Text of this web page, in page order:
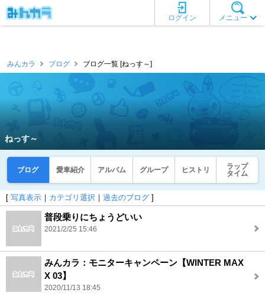
メニュー
ログイン
みんカラ ブログ ブログ一覧 [ねっす～]
ねっす～
ブログ 愛車紹介 アルバム グループ ヒストリ
ラップ
タイム
[ 写真表示 ｜ カテゴリ選択 ｜ 過去のブログ ]
普段乗りにちょうどいい
2021/2/25 15:46
みんカラ：モニターキャンペーン【WINTER MAX
X 03】
2020/11/13 18:45